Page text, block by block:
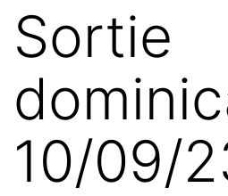
Sortie
10/09/